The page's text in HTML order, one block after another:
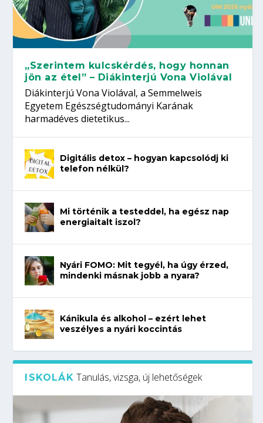
„Szerintem kulcskérdés, hogy honnan
jön az étel” – Diákinterjú Vona Violával
Diákinterjú Vona Violával, a Semmelweis
Egyetem Egészségtudományi Karának
harmadéves dietetikus...
Digitális detox – hogyan kapcsolódj ki
telefon nélkül?
Mi történik a testeddel, ha egész nap
energiaitalt iszol?
Nyári FOMO: Mit tegyél, ha úgy érzed,
mindenki másnak jobb a nyara?
Kánikula és alkohol – ezért lehet
veszélyes a nyári koccintás
ISKOLÁK Tanulás, vizsga, új lehetőségek